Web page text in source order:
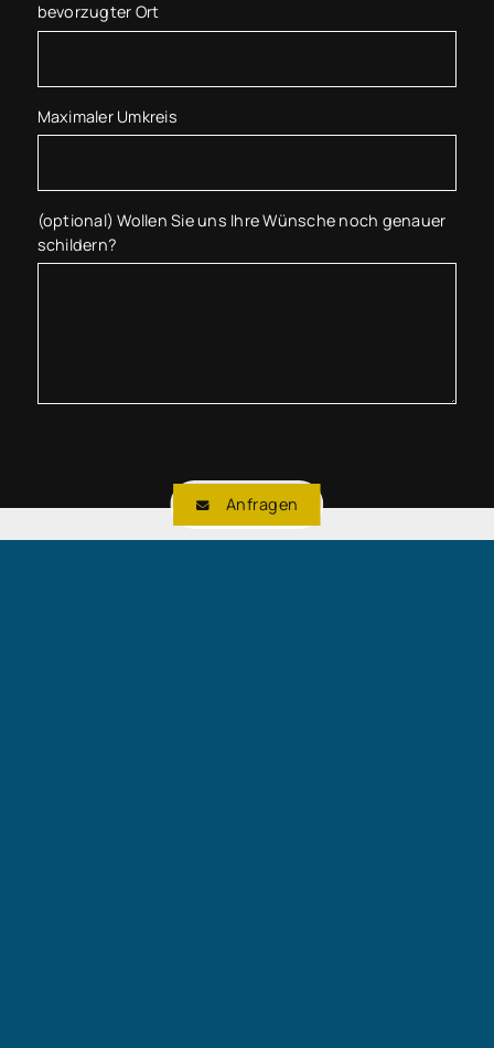
bevorzugter Ort
Maximaler Umkreis
(optional) Wollen Sie uns Ihre Wünsche noch genauer
schildern?
Anfragen